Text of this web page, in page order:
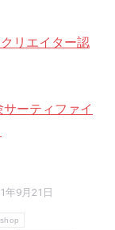
リエイター認
サーティファイ
年9月21日